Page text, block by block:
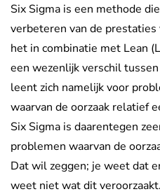
Six Sigma is een methode
verbeteren van de prestaties
het in combinatie met Lean
een wezenlijk verschil
leent zich namelijk voor
waarvan de oorzaak relatief
Six Sigma is daarentegen
problemen waarvan de
Dat wil zeggen; je weet dat
weet niet wat dit